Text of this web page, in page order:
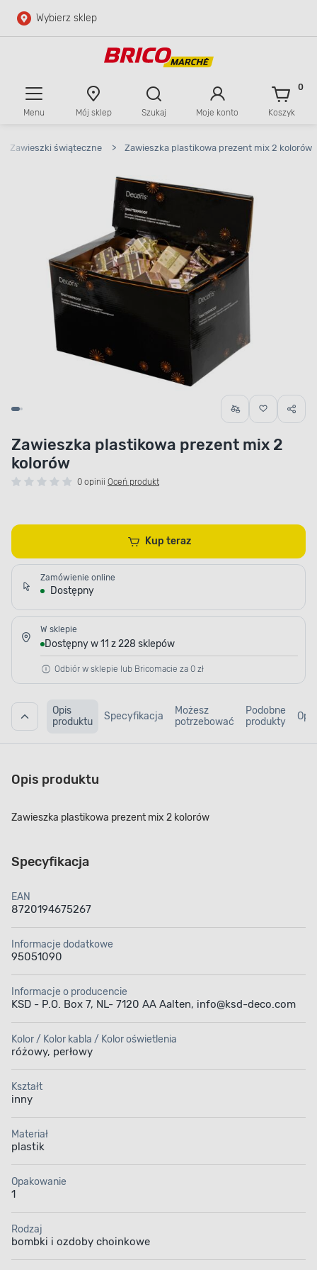
Przejdź do głównej zawartości
Wybierz sklep
Menu Mój sklep Szukaj Moje konto Koszyk
0
Zawieszki świąteczne > Zawieszka plastikowa prezent mix 2 kolorów
Zawieszka plastikowa prezent mix 2
kolorów
0 opinii Oceń produkt
Kup teraz
Zamówienie online
Dostępny
W sklepie
Dostępny w 11 z 228 sklepów
Odbiór w sklepie lub Bricomacie za 0 zł
Opis
produktu
Specyfikacja
Możesz
potrzebować
Podobne
produkty
Opis produktu
Zawieszka plastikowa prezent mix 2 kolorów
Specyfikacja
EAN
8720194675267
Informacje dodatkowe
95051090
Informacje o producencie
KSD - P.O. Box 7, NL- 7120 AA Aalten, info@ksd-deco.com
Kolor / Kolor kabla / Kolor oświetlenia
różowy, perłowy
Kształt
inny
Materiał
plastik
Opakowanie
1
Rodzaj
bombki i ozdoby choinkowe